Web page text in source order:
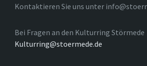
Kontaktieren Sie uns unter
Bei Fragen an den Kulturring Störmede
Kulturring@stoermede.de